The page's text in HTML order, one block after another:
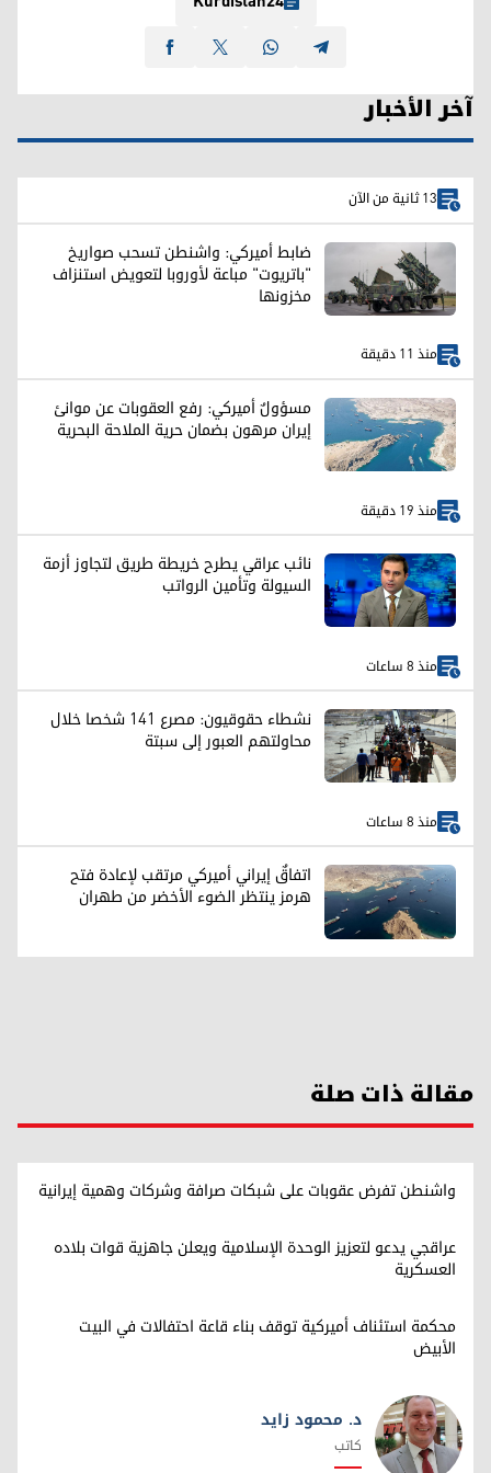
آخر الأخبار
13 ثانية من الآن
ضابط أميركي: واشنطن تسحب صواريخ
"باتريوت" مباعة لأوروبا لتعويض استنزاف
مخزونها
منذ 11 دقيقة
مسؤولٌ أميركي: رفع العقوبات عن موانئ
إيران مرهون بضمان حرية الملاحة البحرية
منذ 19 دقيقة
نائب عراقي يطرح خريطة طريق لتجاوز أزمة
السيولة وتأمين الرواتب
منذ 8 ساعات
نشطاء حقوقيون: مصرع 141 شخصا خلال
محاولتهم العبور إلى سبتة
منذ 8 ساعات
اتفاقٌ إيراني أميركي مرتقب لإعادة فتح
هرمز ينتظر الضوء الأخضر من طهران
مقالة ذات صلة
واشنطن تفرض عقوبات على شبكات صرافة وشركات وهمية إيرانية
عراقجي يدعو لتعزيز الوحدة الإسلامية ويعلن جاهزية قوات بلاده
العسكرية
محكمة استئناف أميركية توقف بناء قاعة احتفالات في البيت
الأبيض
د. محمود زايد
كاتب